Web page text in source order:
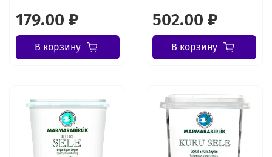
179.00 ₽
В корзину
502.00 ₽
В корзину